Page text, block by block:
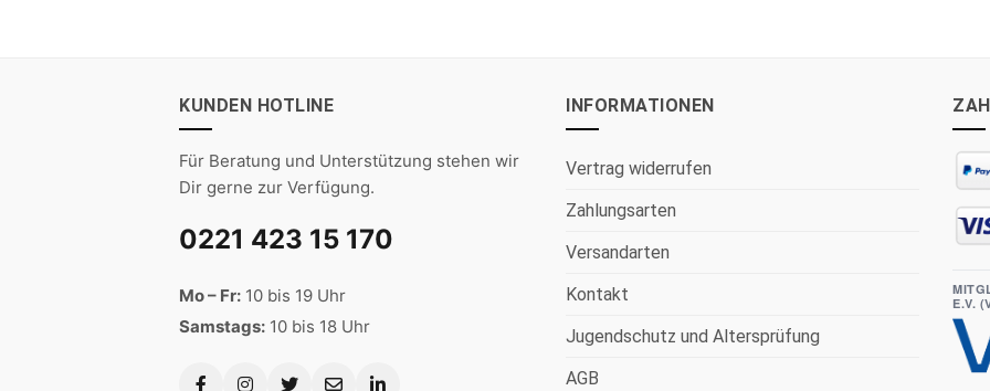
KUNDEN HOTLINE
Für Beratung und Unterstützung stehen wir
Dir gerne zur Verfügung.
0221 423 15 170
Mo – Fr: 10 bis 19 Uhr
Samstags: 10 bis 18 Uhr
INFORMATIONEN
Vertrag widerrufen
Zahlungsarten
Versandarten
Kontakt
Jugendschutz und Altersprüfung
AGB
E.V.